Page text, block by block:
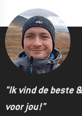
"Ik vind de beste
voor jou!"